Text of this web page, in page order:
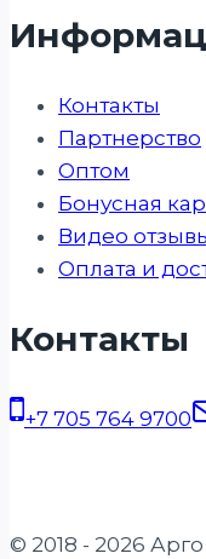
Контакты
Партнерство
Оптом
Бонусная
Видео
Оплата и
Контакты
+7 705 764 9700
© 2018 - 2026